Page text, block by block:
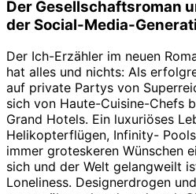
Der Gesellschaftsroman
der Social-Media-
Der Ich-Erzähler im neuen
hat alles und nichts: Als
auf private Partys von
sich von Haute-Cuisine-Chefs
Grand Hotels. Ein luxuriöses
Helikopterflügen, Infinity-
immer groteskeren Wünschen
sich und der Welt gelangweilt
Loneliness. Designerdrogen